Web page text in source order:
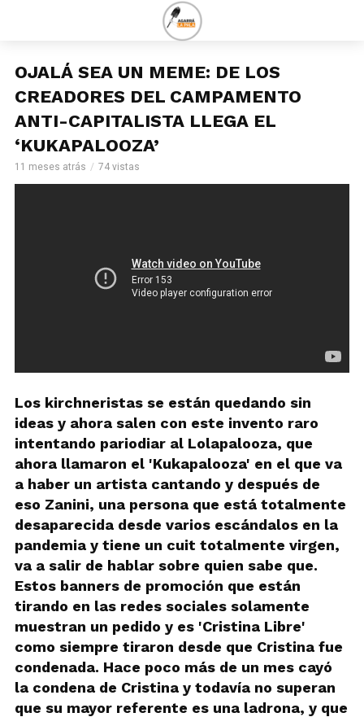
OJALÁ SEA UN MEME: DE LOS
CREADORES DEL CAMPAMENTO
ANTI-CAPITALISTA LLEGA EL
‘KUKAPALOOZA’
11 meses atrás 74 vistas
Los kirchneristas se están quedando sin
ideas y ahora salen con este invento raro
intentando pariodiar al Lolapalooza, que
ahora llamaron el 'Kukapalooza' en el que va
a haber un artista cantando y después de
eso Zanini, una persona que está totalmente
desaparecida desde varios escándalos en la
pandemia y tiene un cuit totalmente virgen,
va a salir de hablar sobre quien sabe que.
Estos banners de promoción que están
tirando en las redes sociales solamente
muestran un pedido y es 'Cristina Libre'
como siempre tiraron desde que Cristina fue
condenada. Hace poco más de un mes cayó
la condena de Cristina y todavía no superan
que su mayor referente es una ladrona, y que